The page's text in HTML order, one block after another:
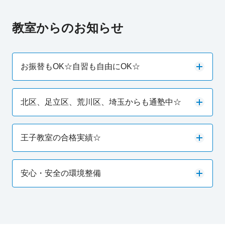
教室からのお知らせ
お振替もOK☆自習も自由にOK☆
北区、足立区、荒川区、埼玉からも通塾中☆
王子教室の合格実績☆
安心・安全の環境整備